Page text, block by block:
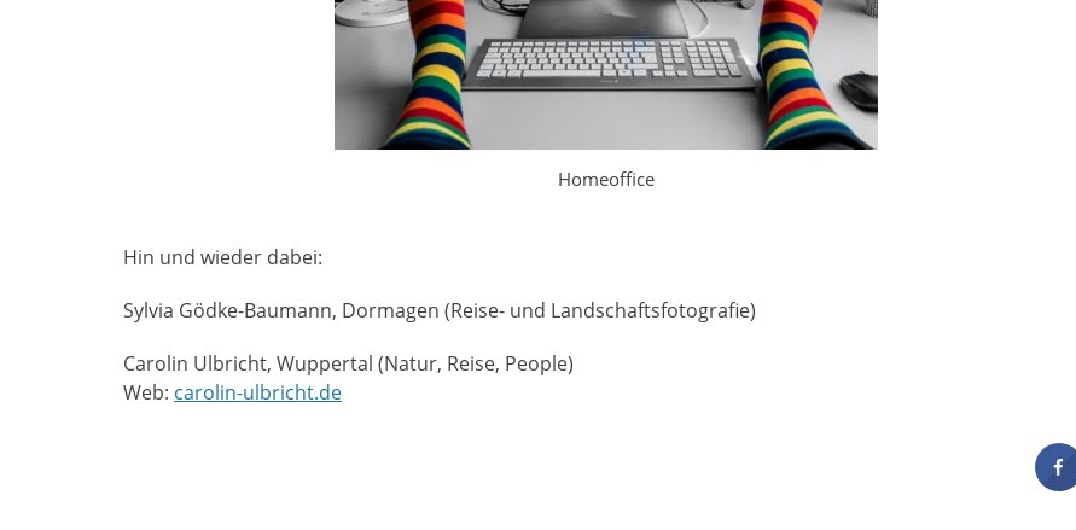
Homeoffice
Hin und wieder dabei:
Sylvia Gödke-Baumann, Dormagen (Reise- und Landschaftsfotografie)
Carolin Ulbricht, Wuppertal (Natur, Reise, People)
Web: carolin-ulbricht.de